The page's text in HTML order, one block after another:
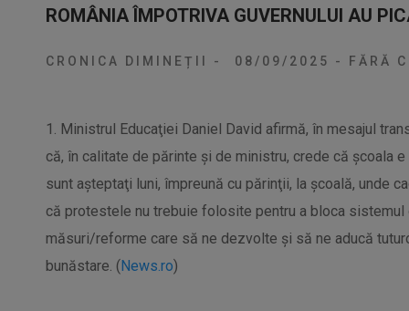
ROMÂNIA ÎMPOTRIVA GUVERNULUI AU
CRONICA DIMINEȚII - 08/09/2025 - FĂRĂ
1. Ministrul Educaţiei Daniel David afirmă, în mesajul
că, în calitate de părinte şi de ministru, crede că şcoala
sunt aşteptaţi luni, împreună cu părinţii, la şcoală, unde
că protestele nu trebuie folosite pentru a bloca sistemul
măsuri/reforme care să ne dezvolte şi să ne aducă
bunăstare. (News.ro)